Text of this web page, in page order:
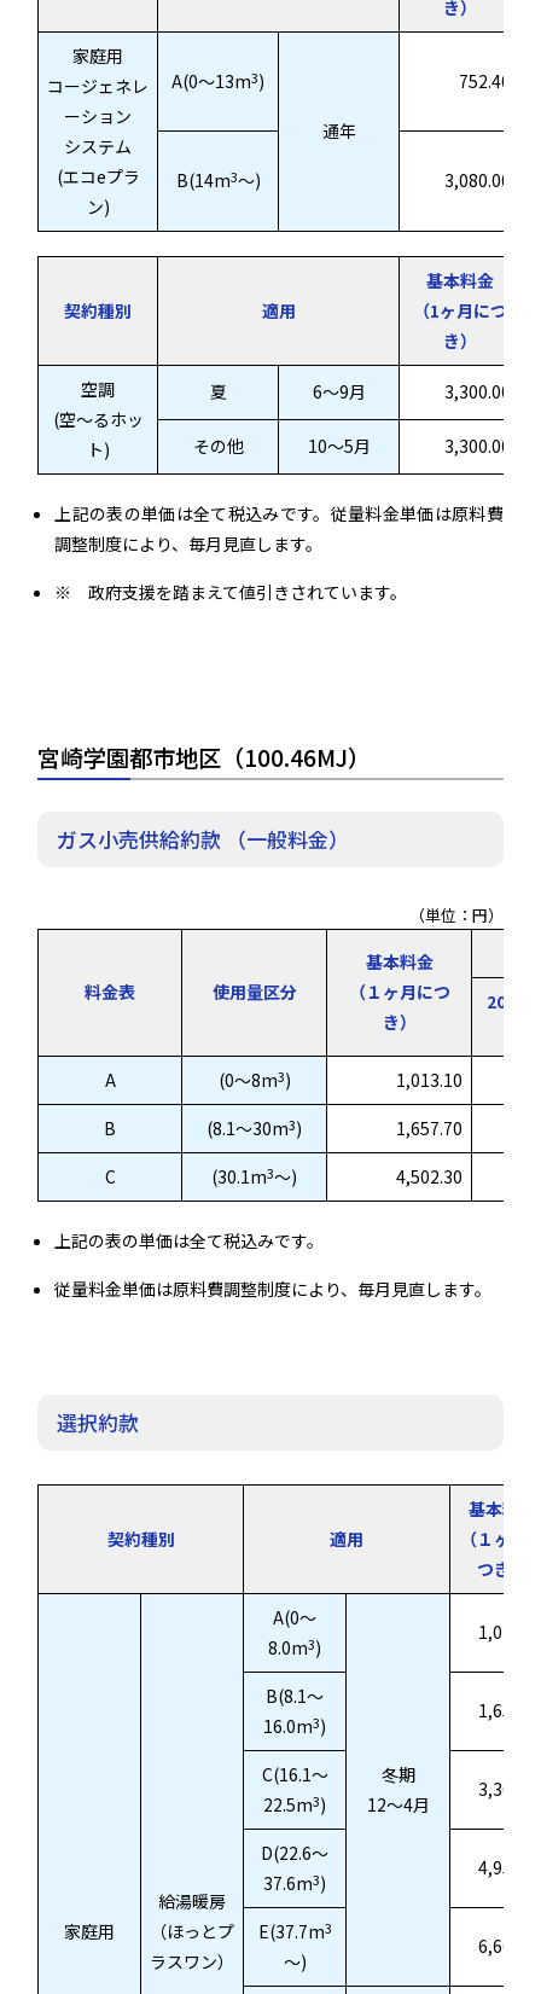
き）
家庭用
コージェネレ
ーション
システム
(エコeプラ
ン)
A(0～13m3)
通年
752.40
B(14m3～) 3,080.00
契約種別 適用
基本料金
（1ヶ月につ
き）
空調
(空～るホッ
ト)
夏 6〜9月 3,300.00
その他 10〜5月 3,300.00
上記の表の単価は全て税込みです。従量料金単価は原料費
調整制度により、毎月見直します。
※ 政府支援を踏まえて値引きされています。
宮崎学園都市地区（100.46MJ）
ガス小売供給約款 （一般料金）
（単位：円）
料金表 使用量区分
基本料金
（１ヶ月につ
き）
2026
A
(0～8m3)
1,013.10
B
(8.1～30m3)
1,657.70
C
(30.1m3～) 4,502.30
上記の表の単価は全て税込みです。
従量料金単価は原料費調整制度により、毎月見直します。
選択約款
契約種別 適用
基本料金
（１ヶ月
つき）
家庭用
給湯暖房
（ほっとプ
ラスワン）
A(0～
8.0m3)
冬期
12～4月
B(8.1～
16.0m3)
C(16.1～
22.5m3)
D(22.6～
37.6m3)
E(37.7m3
～)